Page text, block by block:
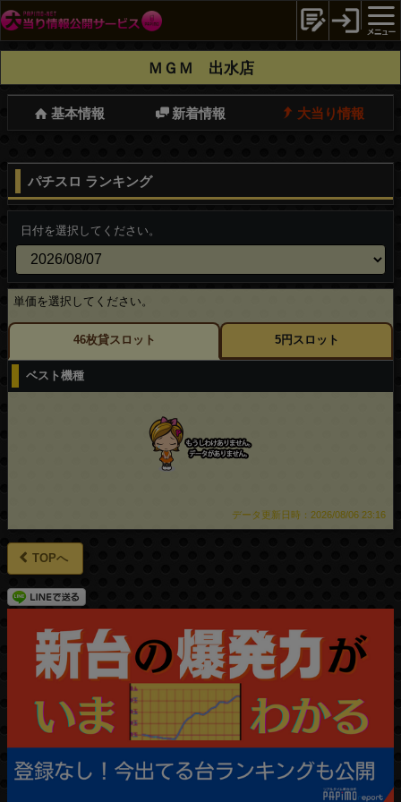
ＭＧＭ 出水店
基本情報 新着情報 大当り情報
パチスロ ランキング
日付を選択してください。
単価を選択してください。
46枚貸スロット 5円スロット
ベスト機種
データ更新日時：2026/08/06 23:16
TOPへ